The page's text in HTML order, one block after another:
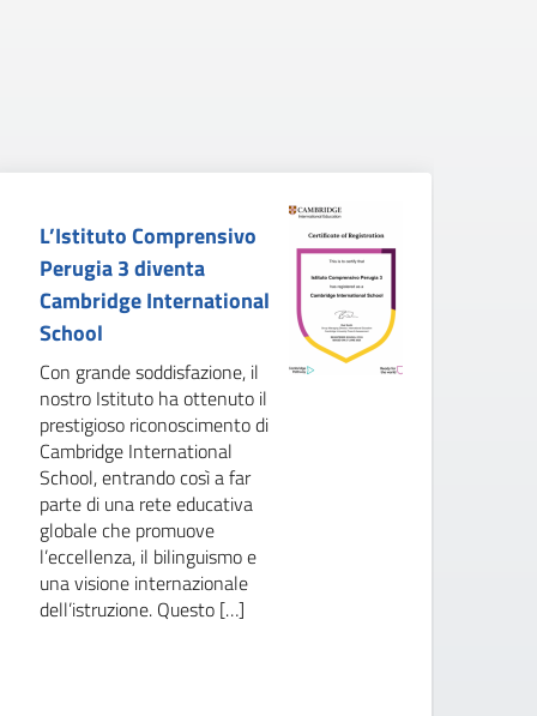
L’Istituto Comprensivo
Perugia 3 diventa
Cambridge International
School
Con grande soddisfazione, il
nostro Istituto ha ottenuto il
prestigioso riconoscimento di
Cambridge International
School, entrando così a far
parte di una rete educativa
globale che promuove
l’eccellenza, il bilinguismo e
una visione internazionale
dell’istruzione. Questo […]